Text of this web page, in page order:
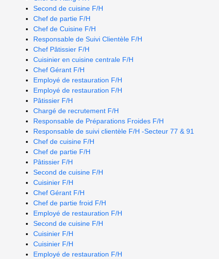
Second de cuisine F/H
Chef de partie F/H
Chef de Cuisine F/H
Responsable de Suivi Clientèle F/H
Chef Pâtissier F/H
Cuisinier en cuisine centrale F/H
Chef Gérant F/H
Employé de restauration F/H
Employé de restauration F/H
Pâtissier F/H
Chargé de recrutement F/H
Responsable de Préparations Froides F/H
Responsable de suivi clientèle F/H -Secteur 77 & 91
Chef de cuisine F/H
Chef de partie F/H
Pâtissier F/H
Second de cuisine F/H
Cuisinier F/H
Chef Gérant F/H
Chef de partie froid F/H
Employé de restauration F/H
Second de cuisine F/H
Cuisinier F/H
Cuisinier F/H
Employé de restauration F/H